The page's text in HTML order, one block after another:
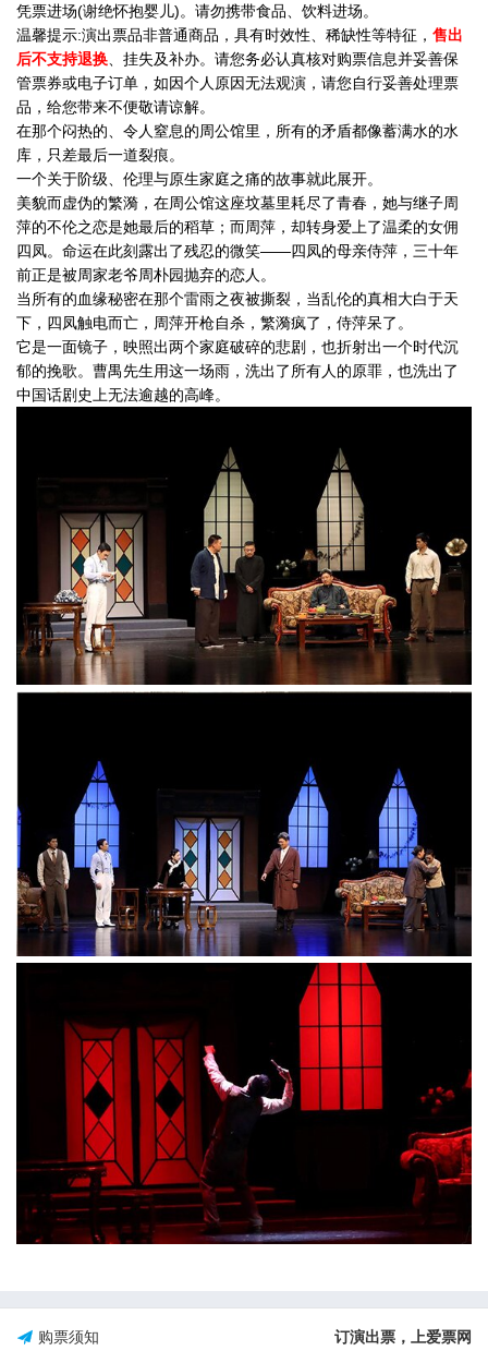
凭票进场(谢绝怀抱婴儿)。请勿携带食品、饮料进场。
温馨提示:演出票品非普通商品，具有时效性、稀缺性等特征， 售出
后不支持退换、挂失及补办。请您务必认真核对购票信息并妥善保
管票券或电子订单，如因个人原因无法观演，请您自行妥善处理票
品，给您带来不便敬请谅解。
在那个闷热的、令人窒息的周公馆里，所有的矛盾都像蓄满水的水
库，只差最后一道裂痕。
一个关于阶级、伦理与原生家庭之痛的故事就此展开。
美貌而虚伪的繁漪，在周公馆这座坟墓里耗尽了青春，她与继子周
萍的不伦之恋是她最后的稻草；而周萍，却转身爱上了温柔的女佣
四凤。命运在此刻露出了残忍的微笑——四凤的母亲侍萍，三十年
前正是被周家老爷周朴园抛弃的恋人。
当所有的血缘秘密在那个雷雨之夜被撕裂，当乱伦的真相大白于天
下，四凤触电而亡，周萍开枪自杀，繁漪疯了，侍萍呆了。
它是一面镜子，映照出两个家庭破碎的悲剧，也折射出一个时代沉
郁的挽歌。曹禺先生用这一场雨，洗出了所有人的原罪，也洗出了
中国话剧史上无法逾越的高峰。
购票须知
订演出票，上爱票网